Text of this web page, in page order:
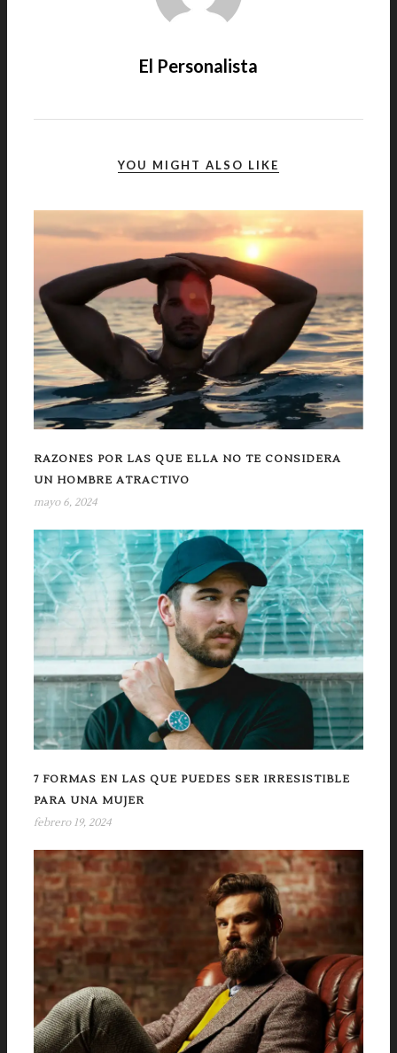
El Personalista
YOU MIGHT ALSO LIKE
RAZONES POR LAS QUE ELLA NO TE CONSIDERA
UN HOMBRE ATRACTIVO
mayo 6, 2024
7 FORMAS EN LAS QUE PUEDES SER IRRESISTIBLE
PARA UNA MUJER
febrero 19, 2024